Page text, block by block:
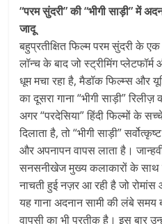
“परम सुंदरी” की “भीगी साड़ी” में
जादू
बहुप्रतीक्षित फिल्म परम सुंदरी के
लॉन्च के बाद जो स्ट्रीमिंग
धूम मचा रहा है, मैडॉक फिल्म्स और
का दूसरा गाना “भीगी साड़ी” रिलीज़
अगर “परदेसिया” हिंदी फिल्मों के
दिलाता है, तो “भीगी साड़ी”
और अपनापन वापस लाता है।
सनसनीखेज मुख्य कलाकारों के साथ
नाचती हुई नज़र आ रही है जो
यह गाना अदनान सामी की लंबे समय
वापसी का भी प्रतीक है। इस बार